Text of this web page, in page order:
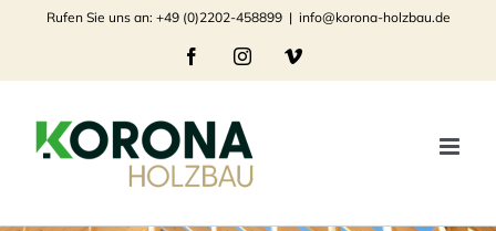
springen
Rufen Sie uns an: +49 (0)2202-458899 | info@korona-holzbau.de
FacebookInstagramVimeo